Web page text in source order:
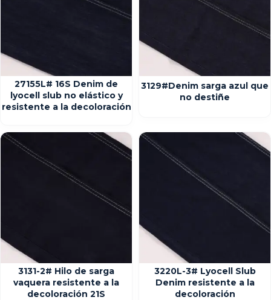
27155L# 16S Denim de
lyocell slub no elástico y
resistente a la decoloración
3129#Denim sarga azul que
no destiñe
3131-2# Hilo de sarga
vaquera resistente a la
decoloración 21S
3220L-3# Lyocell Slub
Denim resistente a la
decoloración